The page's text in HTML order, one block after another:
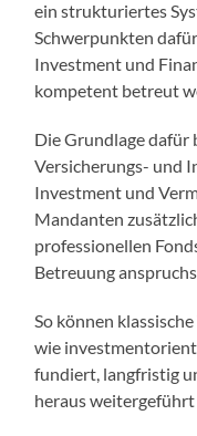
ein strukturiertes
Schwerpunkten
Investment und
kompetent betreut
Die Grundlage dafür
Versicherungs- und
Investment und
Mandanten
professionellen
Betreuung
So können
wie
fundiert, langfristig
heraus